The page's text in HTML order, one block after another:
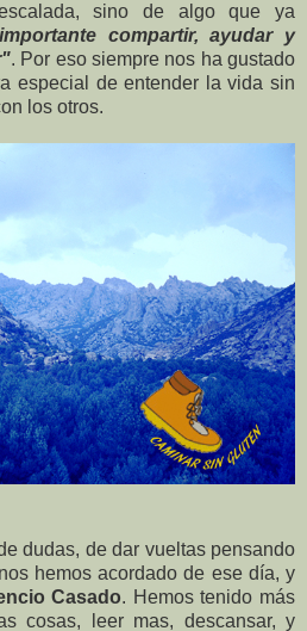
sino de algo que ya
compartir, ayudar y
. Por eso siempre nos ha gustado
especial de entender la vida sin
los otros.
dudas, de dar vueltas pensando
hemos acordado de ese día, y
Casado. Hemos tenido más
cosas, leer mas, descansar, y